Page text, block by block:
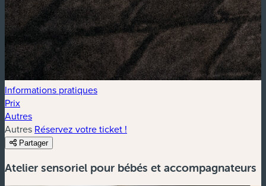
Informations pratiques
Prix
Autres
Autres Réservez votre ticket !
Partager
Atelier sensoriel pour bébés et accompagnateurs